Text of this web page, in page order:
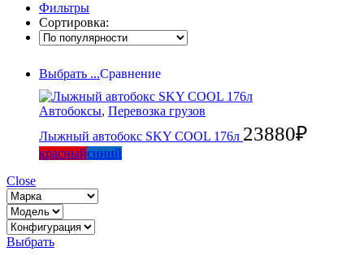
Фильтры
Сортировка:
Выбрать ...Сравнение
Автобоксы, Перевозка грузов
Лыжный автобокс SKY COOL 176л 23880₽
красныйсиний
Close
Выбрать